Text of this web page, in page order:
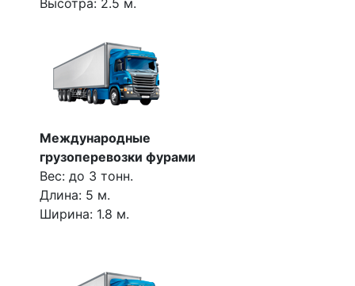
Высотра: 2.5 м.
Международные
грузоперевозки фурами
Вес: до 3 тонн.
Длина: 5 м.
Ширина: 1.8 м.